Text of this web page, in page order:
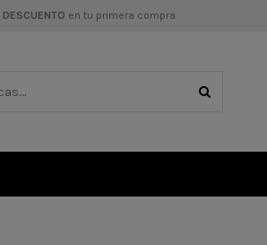
DESCUENTO en tu primera compra